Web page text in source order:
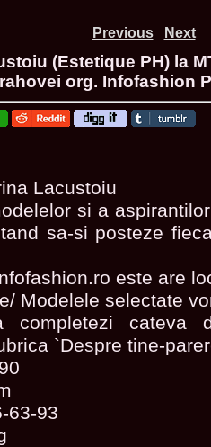
Previous Next
(Estetique PH) la
org. Infofashion
Lacustoiu
si a
sa-si posteze
este are
Modelele selectate
completezi cateva
`Despre tine-
63-93